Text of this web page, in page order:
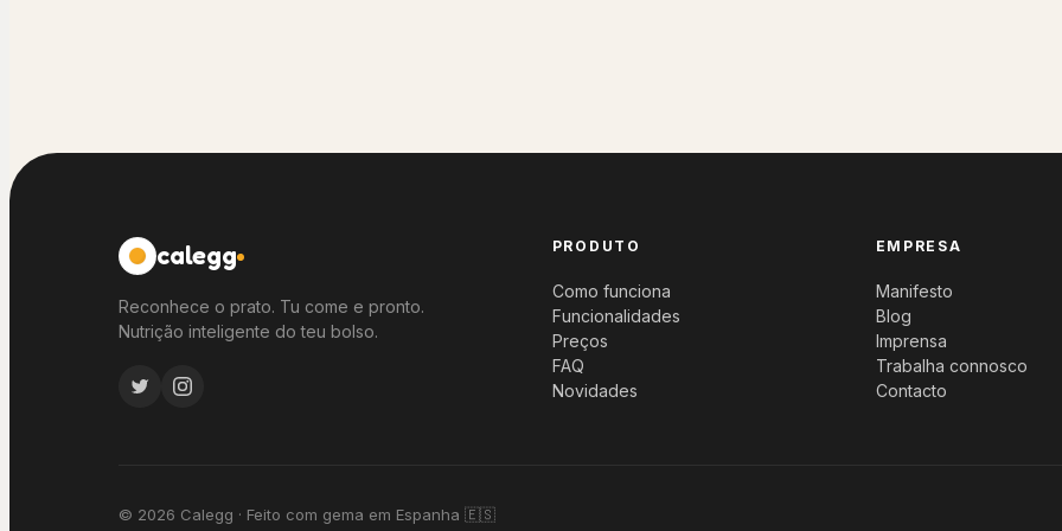
calegg
Reconhece o prato. Tu come e pronto.
Nutrição inteligente do teu bolso.
PRODUTO
Como funciona
Funcionalidades
Preços
FAQ
Novidades
EMPRESA
Manifesto
Blog
Imprensa
Trabalha connosco
Contacto
© 2026 Calegg · Feito com gema em Espanha 🇪🇸